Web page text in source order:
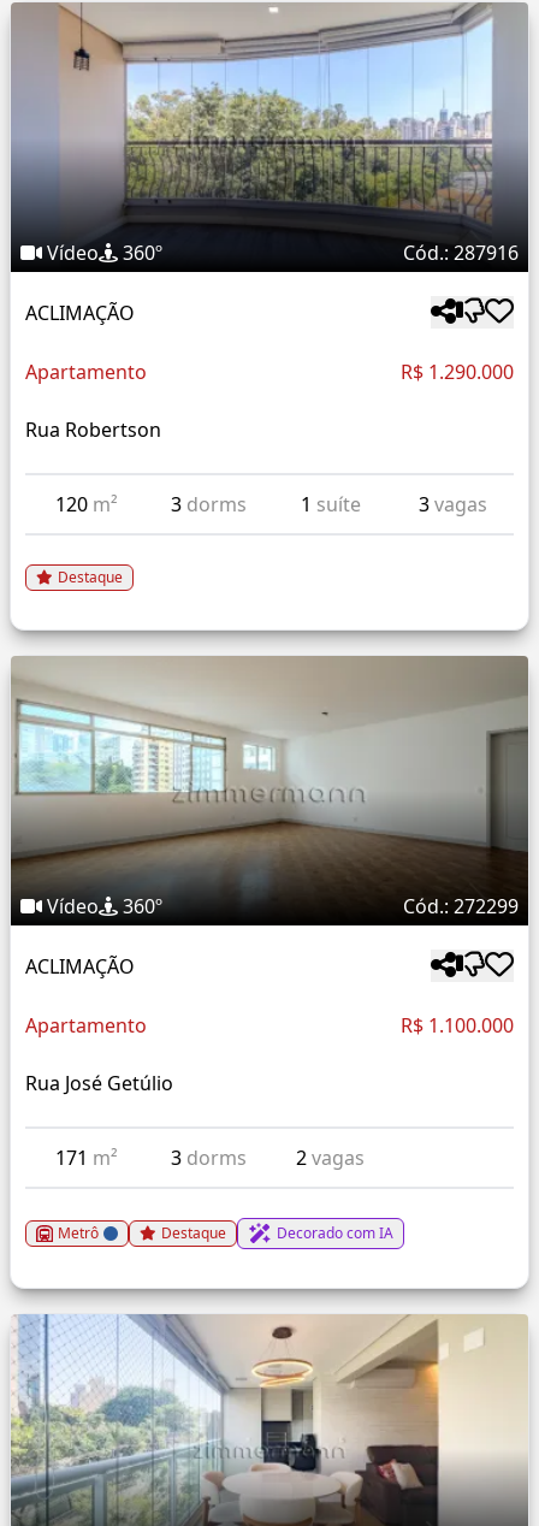
Vídeo 360º Cód.: 287916
ACLIMAÇÃO
Apartamento R$ 1.290.000
Rua Robertson
120 m² 3 dorms 1 suíte 3vagas
Destaque
Vídeo 360º Cód.: 272299
ACLIMAÇÃO
Apartamento R$ 1.100.000
Rua José Getúlio
171 m² 3 dorms 2vagas
Metrô Destaque Decorado com IA